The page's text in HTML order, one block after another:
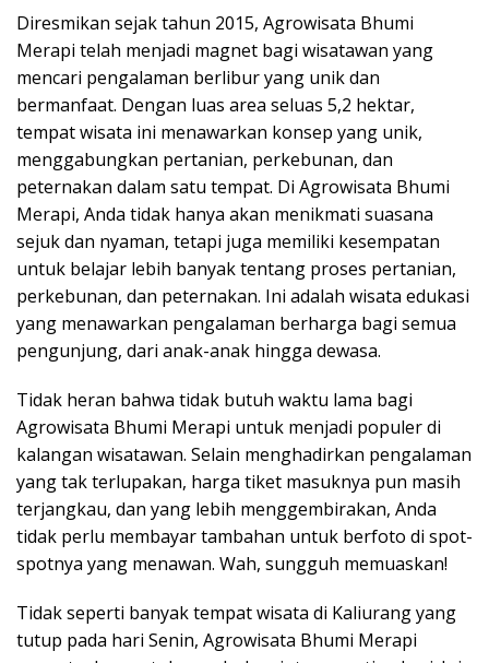
Diresmikan sejak tahun 2015, Agrowisata Bhumi
Merapi telah menjadi magnet bagi wisatawan yang
mencari pengalaman berlibur yang unik dan
bermanfaat. Dengan luas area seluas 5,2 hektar,
tempat wisata ini menawarkan konsep yang unik,
menggabungkan pertanian, perkebunan, dan
peternakan dalam satu tempat. Di Agrowisata Bhumi
Merapi, Anda tidak hanya akan menikmati suasana
sejuk dan nyaman, tetapi juga memiliki kesempatan
untuk belajar lebih banyak tentang proses pertanian,
perkebunan, dan peternakan. Ini adalah wisata edukasi
yang menawarkan pengalaman berharga bagi semua
pengunjung, dari anak-anak hingga dewasa.
Tidak heran bahwa tidak butuh waktu lama bagi
Agrowisata Bhumi Merapi untuk menjadi populer di
kalangan wisatawan. Selain menghadirkan pengalaman
yang tak terlupakan, harga tiket masuknya pun masih
terjangkau, dan yang lebih menggembirakan, Anda
tidak perlu membayar tambahan untuk berfoto di spot-
spotnya yang menawan. Wah, sungguh memuaskan!
Tidak seperti banyak tempat wisata di Kaliurang yang
tutup pada hari Senin, Agrowisata Bhumi Merapi